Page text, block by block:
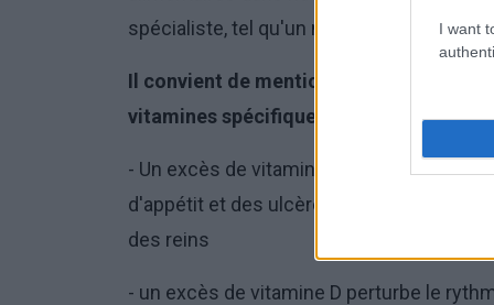
I want
spécialiste, tel qu'un nutritionniste.
Il convient de mentionner ici les
vitamines spécifiques.
- Un excès de vitamine A peut entraîner
d'appétit et des ulcères cutanés.
des reins
- un excès de vitamine D perturbe le